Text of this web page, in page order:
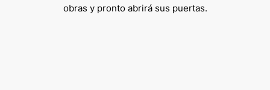
obras y pronto abrirá sus puertas.